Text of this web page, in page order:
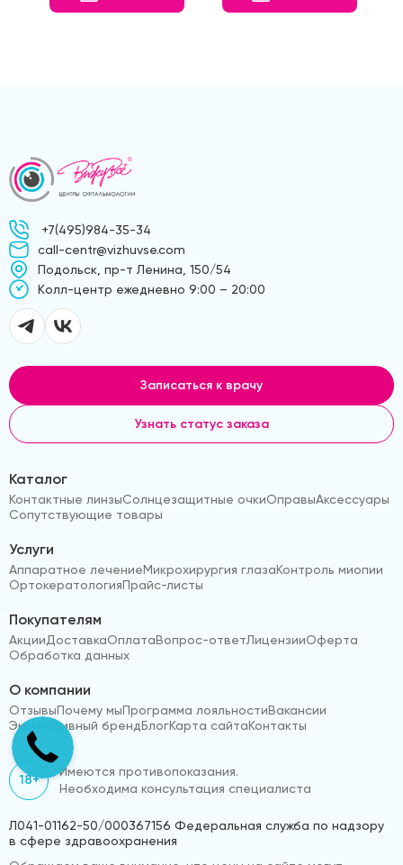
+7(495)984-35-34
call-centr@vizhuvse.com
Подольск, пр-т Ленина, 150/54
Kолл-центр ежедневно 9:00 – 20:00
Записаться к врачу
Узнать статус заказа
Каталог
Контактные линзыСолнцезащитные очкиОправыАксессуары
Сопутствующие товары
Услуги
Аппаратное лечениеМикрохирургия глазаКонтроль миопии
ОртокератологияПрайс-листы
Покупателям
АкцииДоставкаОплатаВопрос-ответЛицензииОферта
Обработка данных
О компании
ОтзывыПочему мыПрограмма лояльностиВакансии
Эксклюзивный брендБлогКарта сайтаКонтакты
18+
Имеются противопоказания.
Необходима консультация специалиста
Л041-01162-50/000367156 Федеральная служба по надзору
в сфере здравоохранения